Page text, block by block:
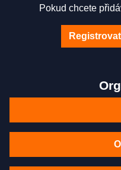
Pokud chcete
Registrovat